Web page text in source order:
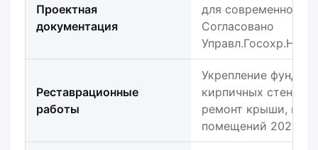
Проектная
документация
для современного
Согласовано
Реставрационные
работы
Укрепление
кирпичных стен
ремонт крыши,
помещений 2021г.